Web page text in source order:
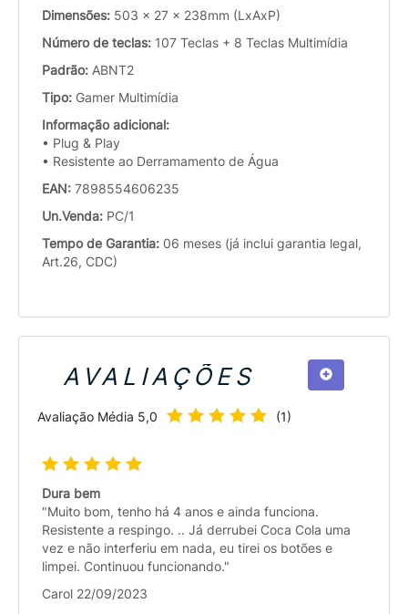
Dimensões: 503 x 27 x 238mm (LxAxP)
Número de teclas: 107 Teclas + 8 Teclas Multimídia
Padrão: ABNT2
Tipo: Gamer Multimídia
Informação adicional:
• Plug & Play
• Resistente ao Derramamento de Água
EAN: 7898554606235
Un.Venda: PC/1
Tempo de Garantia: 06 meses (já inclui garantia legal,
Art.26, CDC)
AVALIAÇÕES
Avaliação Média 5,0 (1)
Dura bem
"Muito bom, tenho há 4 anos e ainda funciona.
Resistente a respingo. .. Já derrubei Coca Cola uma
vez e não interferiu em nada, eu tirei os botões e
limpei. Continuou funcionando."
Carol 22/09/2023